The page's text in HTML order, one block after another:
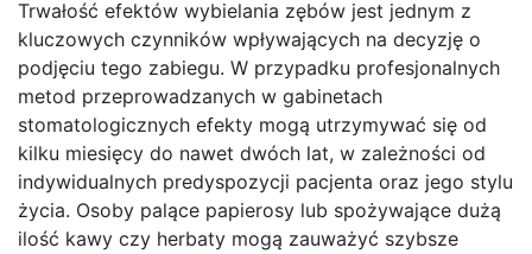
Trwałość efektów wybielania zębów jest jednym z
kluczowych czynników wpływających na decyzję o
podjęciu tego zabiegu. W przypadku profesjonalnych
metod przeprowadzanych w gabinetach
stomatologicznych efekty mogą utrzymywać się od
kilku miesięcy do nawet dwóch lat, w zależności od
indywidualnych predyspozycji pacjenta oraz jego stylu
życia. Osoby palące papierosy lub spożywające dużą
ilość kawy czy herbaty mogą zauważyć szybsze